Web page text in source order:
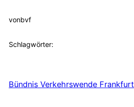
vonbvf
Schlagwörter:
Bündnis Verkehrswende Frankfurt